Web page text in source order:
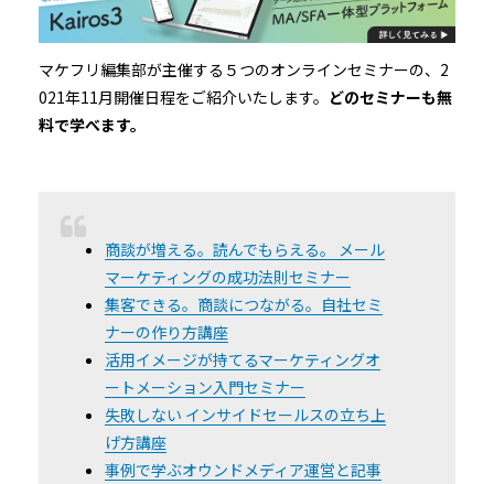
マケフリ編集部が主催する５つのオンラインセミナーの、2
021年11月開催日程をご紹介いたします。 どのセミナーも無
料で学べます。
商談が増える。読んでもらえる。 メール
マーケティングの成功法則セミナー
集客できる。商談につながる。自社セミ
ナーの作り方講座
活用イメージが持てるマーケティングオ
ートメーション入門セミナー
失敗しない インサイドセールスの立ち上
げ方講座
事例で学ぶオウンドメディア運営と記事